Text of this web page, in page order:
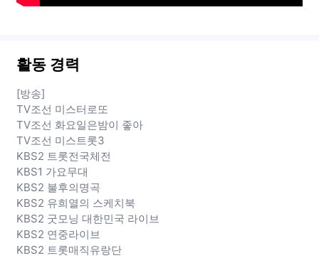
활동 경력
[방송]
TV조선 미스터로또
TV조선 화요일은밤이 좋아
TV조선 미스트롯3
KBS2 트롯전국체전
KBS1 가요무대
KBS2 불후의명곡
KBS2 유희열의 스케치북
KBS2 굿모닝 대한민국 라이브
KBS2 연중라이브
KBS2 트롯매직유랑단